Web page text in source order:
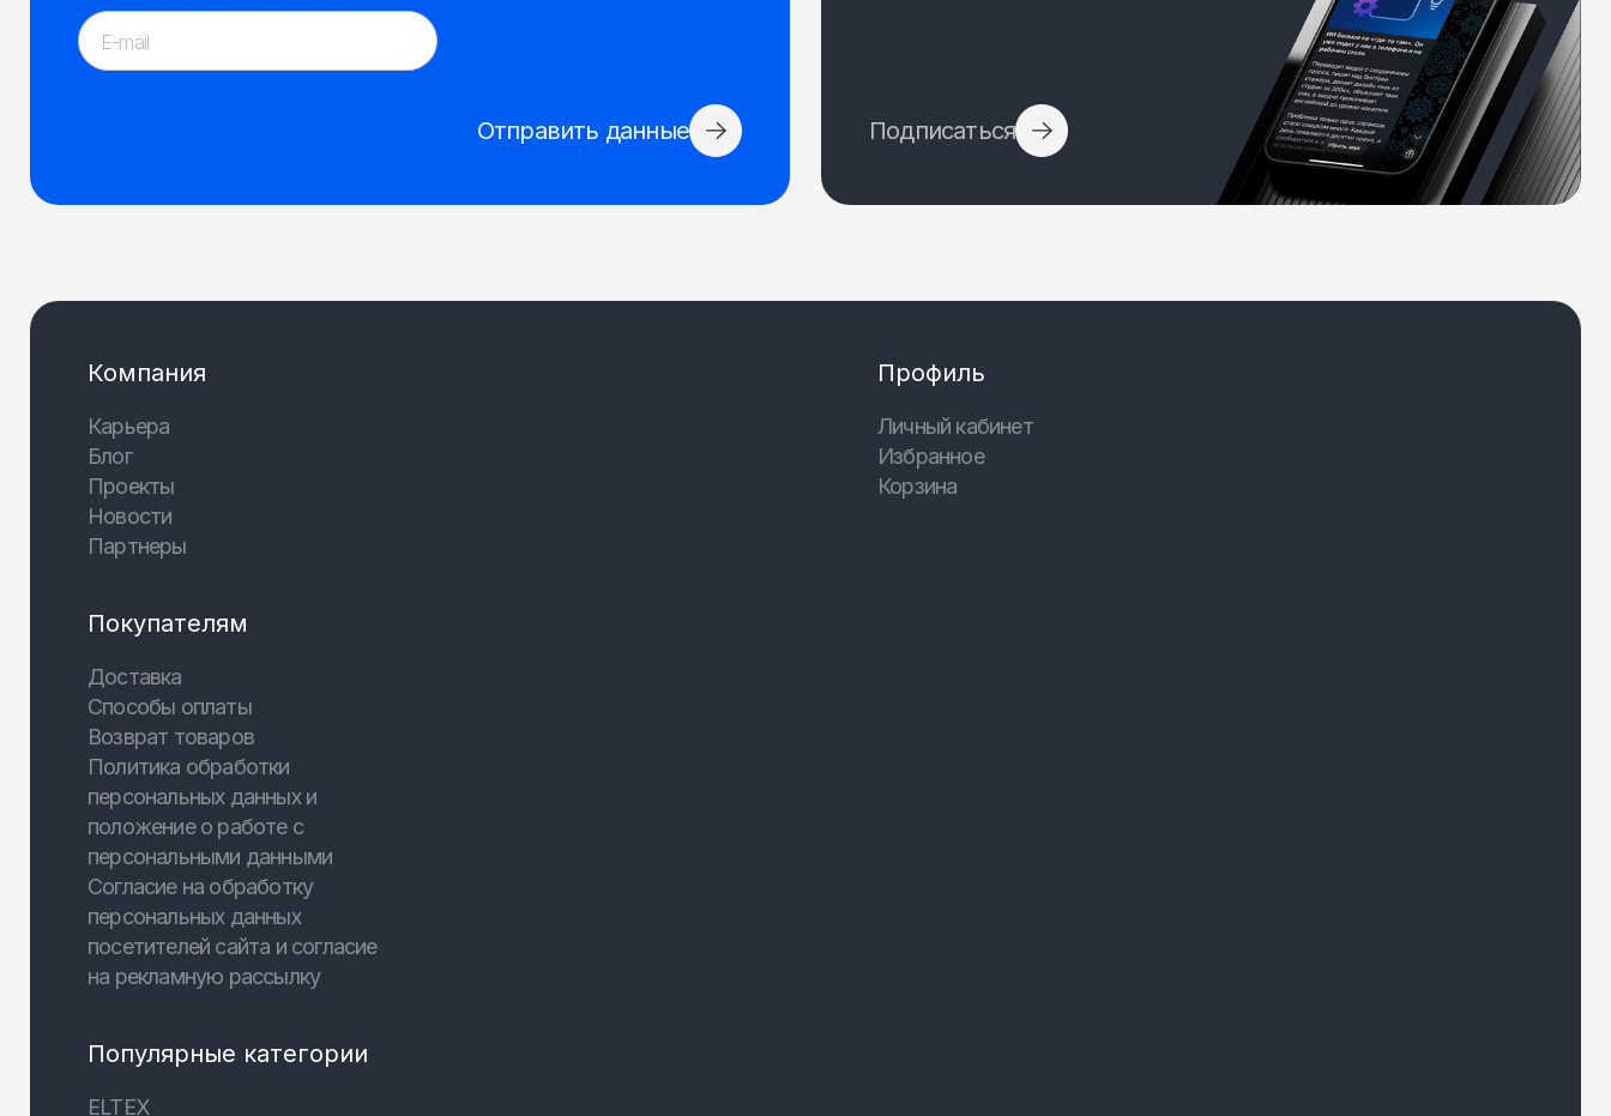
Отправить данные Подписаться
Компания
Карьера
Блог
Проекты
Новости
Партнеры
Покупателям
Доставка
Способы оплаты
Возврат товаров
Политика обработки
персональных данных и
положение о работе с
персональными данными
Согласие на обработку
персональных данных
посетителей сайта и согласие
на рекламную рассылку
Популярные категории
ELTEX
Профиль
Личный кабинет
Избранное
Корзина